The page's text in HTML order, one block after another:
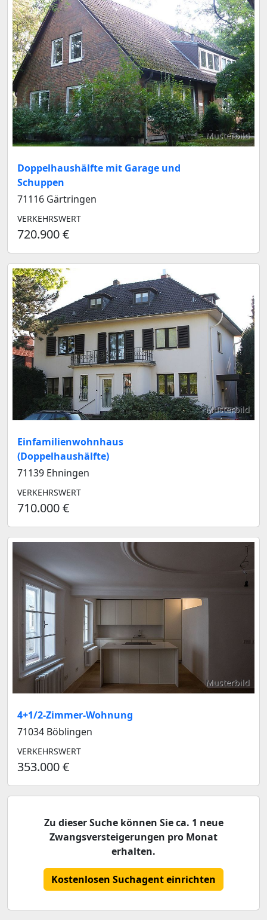
Musterbild
Doppelhaushälfte mit Garage und
Schuppen
71116 Gärtringen
VERKEHRSWERT
720.900 €
Musterbild
Einfamilienwohnhaus
(Doppelhaushälfte)
71139 Ehningen
VERKEHRSWERT
710.000 €
Musterbild
4+1/2-Zimmer-Wohnung
71034 Böblingen
VERKEHRSWERT
353.000 €
Zu dieser Suche können Sie ca. 1 neue
Zwangsversteigerungen pro Monat
erhalten.
Kostenlosen Suchagent einrichten